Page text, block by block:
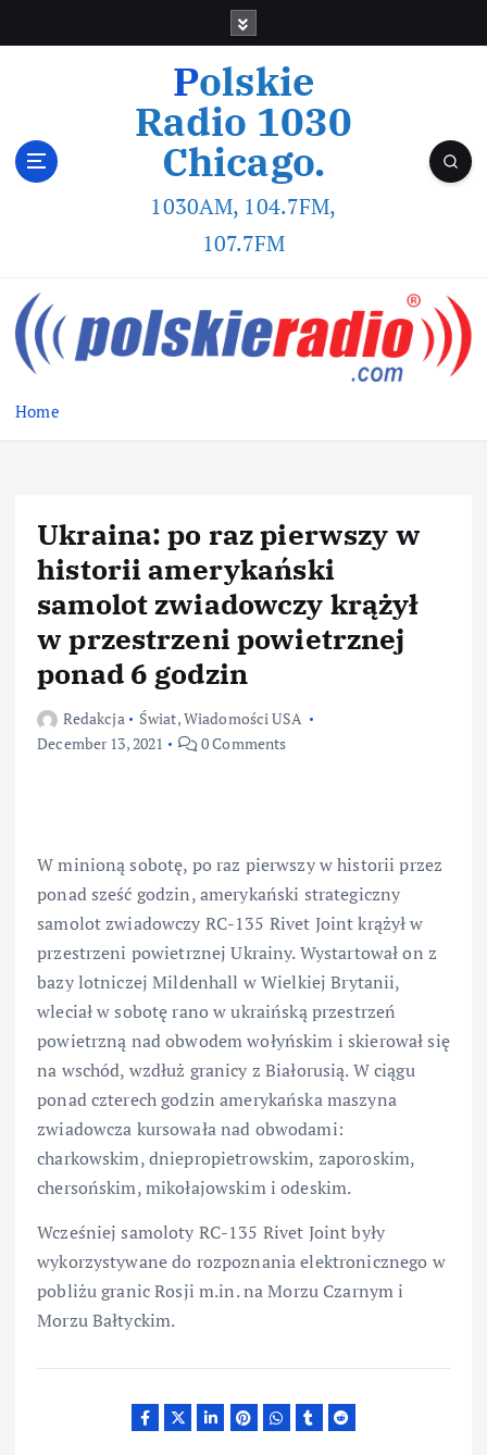
Polskie
Radio 1030
Chicago.
1030AM, 104.7FM,
107.7FM
Home
Ukraina: po raz pierwszy w
historii amerykański
samolot zwiadowczy krążył
w przestrzeni powietrznej
ponad 6 godzin
Redakcja Świat,Wiadomości USA
December 13, 2021
0 Comments
W minioną sobotę, po raz pierwszy w historii przez
ponad sześć godzin, amerykański strategiczny
samolot zwiadowczy RC-135 Rivet Joint krążył w
przestrzeni powietrznej Ukrainy. Wystartował on z
bazy lotniczej Mildenhall w Wielkiej Brytanii,
wleciał w sobotę rano w ukraińską przestrzeń
powietrzną nad obwodem wołyńskim i skierował się
na wschód, wzdłuż granicy z Białorusią. W ciągu
ponad czterech godzin amerykańska maszyna
zwiadowcza kursowała nad obwodami:
charkowskim, dniepropietrowskim, zaporoskim,
chersońskim, mikołajowskim i odeskim.
Wcześniej samoloty RC-135 Rivet Joint były
wykorzystywane do rozpoznania elektronicznego w
pobliżu granic Rosji m.in. na Morzu Czarnym i
Morzu Bałtyckim.